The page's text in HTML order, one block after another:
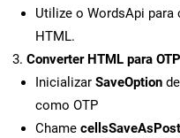
Utilize o WordsApi para
HTML.
Converter HTML para
Inicializar SaveOption
como OTP
Chame